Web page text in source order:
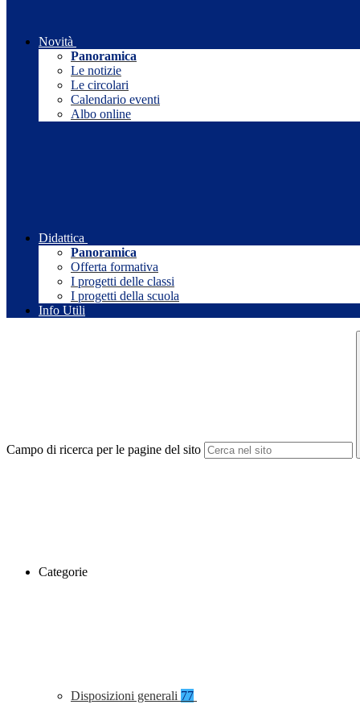
Novità
Panoramica
Le notizie
Le circolari
Calendario eventi
Albo online
Didattica
Panoramica
Offerta formativa
I progetti delle classi
I progetti della scuola
Info Utili
Campo di ricerca per le pagine del sito
Categorie
Disposizioni generali 77